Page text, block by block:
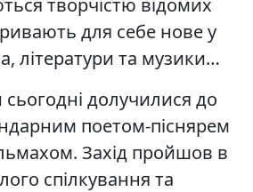
для себе нове у
літератури та музики…
долучилися до
поетом-піснярем
Захід пройшов в
спілкування та